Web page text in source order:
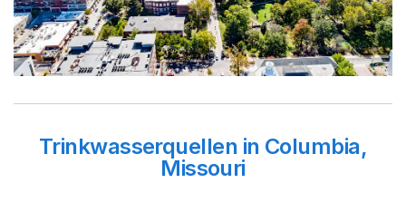
Trinkwasserquellen in Columbia,
Missouri